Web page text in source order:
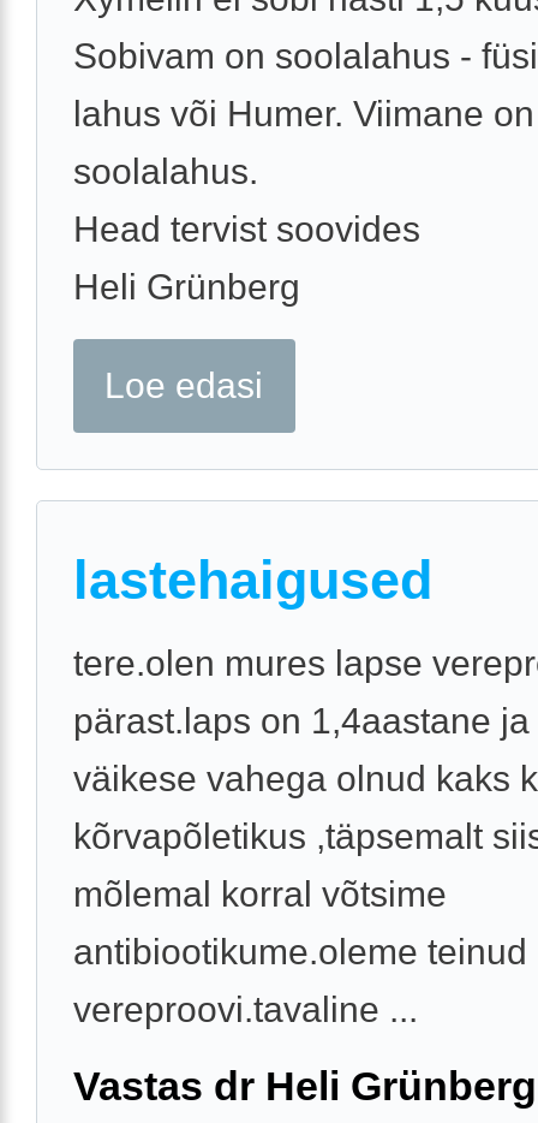
Sobivam on soolalahus -
lahus või Humer. Viimane
soolalahus.
Head tervist soovides
Heli Grünberg
Loe edasi
lastehaigused
tere.olen mures lapse
pärast.laps on 1,4aastane ja
väikese vahega olnud kaks
kõrvapõletikus ,täpsemalt
mõlemal korral võtsime
antibiootikume.oleme teinud
vereproovi.tavaline ...
Vastas dr Heli Grünberg